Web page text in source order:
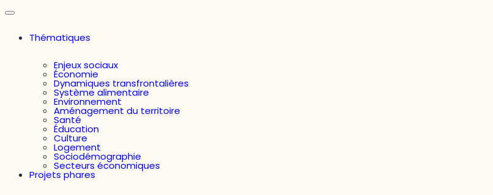
Thématiques
Enjeux sociaux
Économie
Dynamiques transfrontalières
Système alimentaire
Environnement
Aménagement du territoire
Santé
Éducation
Culture
Logement
Sociodémographie
Secteurs économiques
Projets phares